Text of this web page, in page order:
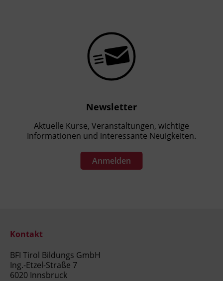
Newsletter
Aktuelle Kurse, Veranstaltungen, wichtige
Informationen und interessante Neuigkeiten.
Anmelden
Kontakt
BFI Tirol Bildungs GmbH
Ing.-Etzel-Straße 7
6020 Innsbruck